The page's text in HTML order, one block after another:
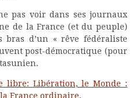
pas voir dans ses journaux
de la France (et du peuple)
d’un « rêve fédéraliste
post-démocratique (pour
libre: Libération, le Monde :
France ordinaire.